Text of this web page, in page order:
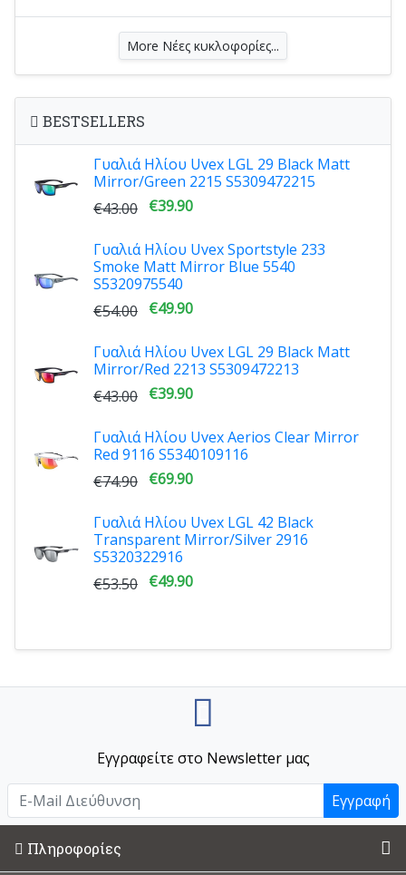
More Νέες κυκλοφορίες...
BESTSELLERS
Γυαλιά Ηλίου Uvex LGL 29 Black Matt
Mirror/Green 2215 S5309472215
€43.00 €39.90
Γυαλιά Ηλίου Uvex Sportstyle 233
Smoke Matt Mirror Blue 5540
S5320975540
€54.00 €49.90
Γυαλιά Ηλίου Uvex LGL 29 Black Matt
Mirror/Red 2213 S5309472213
€43.00 €39.90
Γυαλιά Ηλίου Uvex Aerios Clear Mirror
Red 9116 S5340109116
€74.90 €69.90
Γυαλιά Ηλίου Uvex LGL 42 Black
Transparent Mirror/Silver 2916
S5320322916
€53.50 €49.90
Εγγραφείτε στο Newsletter μας
Εγγραφή
Πληροφορίες